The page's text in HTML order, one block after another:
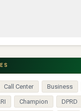
Call Center Business
Champion DPRD